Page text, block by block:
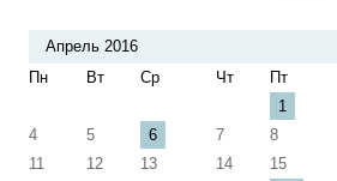
Апрель 2016
Пн
Вт Ср Чт Пт
1
4
5 6 7 8
11
12 13 14 15